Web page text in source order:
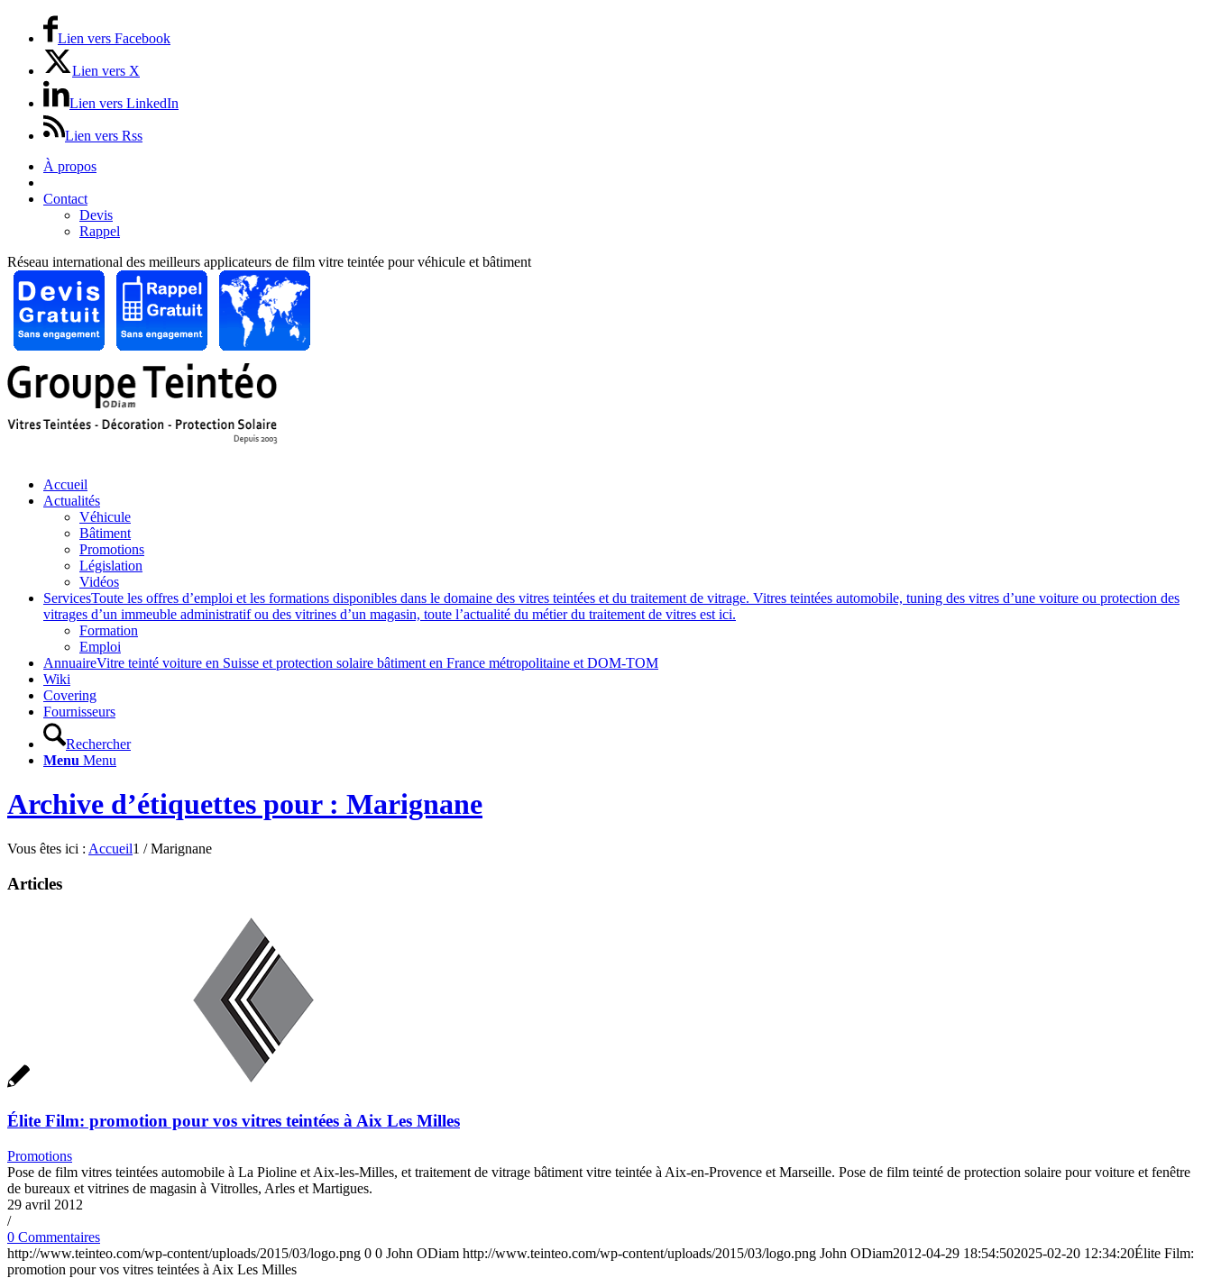
Lien vers Facebook
Lien vers X
Lien vers LinkedIn
Lien vers Rss
À propos
Contact
Devis
Rappel
Réseau international des meilleurs applicateurs de film vitre teintée pour véhicule et bâtiment
Accueil
Actualités
Véhicule
Bâtiment
Promotions
Législation
Vidéos
ServicesToute les offres d’emploi et les formations disponibles dans le domaine des vitres teintées et du traitement de vitrage. Vitres teintées automobile, tuning des vitres d’une voiture ou protection des
vitrages d’un immeuble administratif ou des vitrines d’un magasin, toute l’actualité du métier du traitement de vitres est ici.
Formation
Emploi
AnnuaireVitre teinté voiture en Suisse et protection solaire bâtiment en France métropolitaine et DOM-TOM
Wiki
Covering
Fournisseurs
Rechercher
Menu Menu
Archive d’étiquettes pour : Marignane
Vous êtes ici : Accueil1 / Marignane
Articles
Élite Film: promotion pour vos vitres teintées à Aix Les Milles
Promotions
Pose de film vitres teintées automobile à La Pioline et Aix-les-Milles, et traitement de vitrage bâtiment vitre teintée à Aix-en-Provence et Marseille. Pose de film teinté de protection solaire pour voiture et fenêtre
de bureaux et vitrines de magasin à Vitrolles, Arles et Martigues.
29 avril 2012
/
0 Commentaires
http://www.teinteo.com/wp-content/uploads/2015/03/logo.png 0 0 John ODiam http://www.teinteo.com/wp-content/uploads/2015/03/logo.png John ODiam2012-04-29 18:54:502025-02-20 12:34:20Élite Film:
promotion pour vos vitres teintées à Aix Les Milles